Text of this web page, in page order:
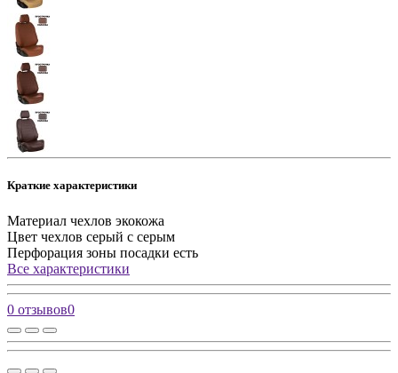
Краткие характеристики
Материал чехлов экокожа
Цвет чехлов серый с серым
Перфорация зоны посадки есть
Все характеристики
0 отзывов0